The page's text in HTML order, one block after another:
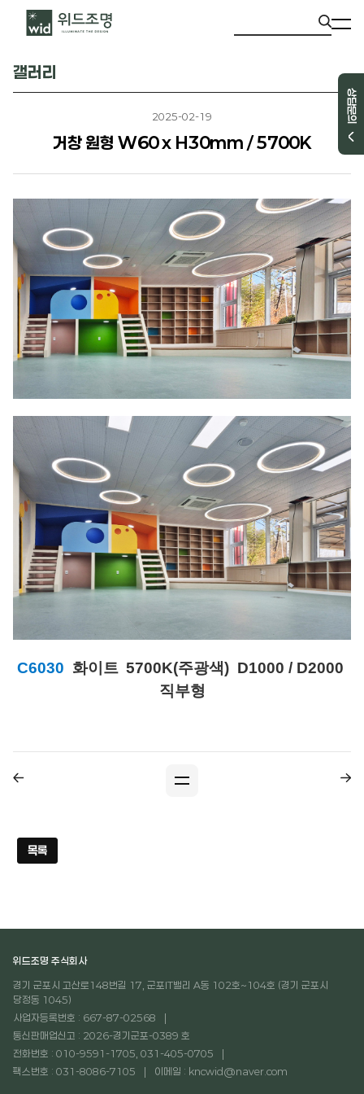
상담문의
갤러리
2025-02-19
거창 원형 W60 x H30mm / 5700K
C6030 화이트 5700K(주광색) D1000 / D2000
직부형
목록
위드조명 주식회사
경기 군포시 고산로148번길 17, 군포IT밸리 A동 102호~104호 (경기 군포시
당정동 1045)
사업자등록번호 : 667-87-02568
통신판매업신고 : 2026-경기군포-0389 호
전화번호 : 010-9591-1705, 031-405-0705
팩스번호 : 031-8086-7105
이메일 : kncwid@naver.com